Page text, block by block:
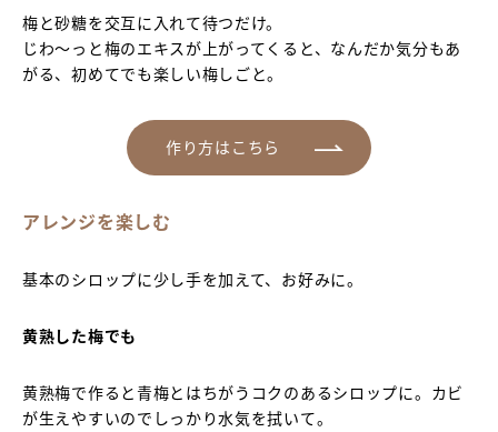
梅と砂糖を交互に入れて待つだけ。
じわ～っと梅のエキスが上がってくると、なんだか気分もあ
がる、初めてでも楽しい梅しごと。
作り方はこちら
アレンジを楽しむ
基本のシロップに少し手を加えて、お好みに。
黄熟した梅でも
黄熟梅で作ると青梅とはちがうコクのあるシロップに。カビ
が生えやすいのでしっかり水気を拭いて。